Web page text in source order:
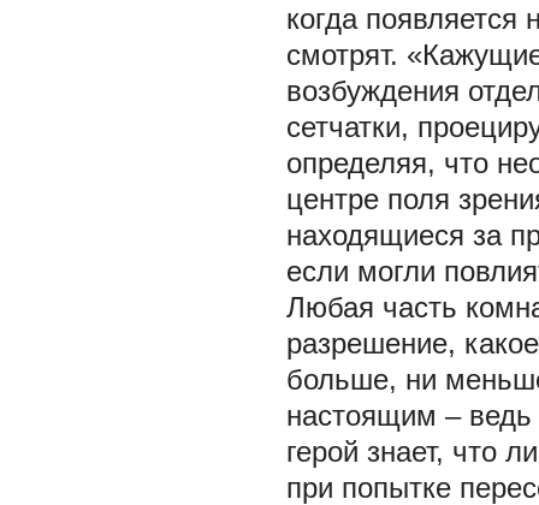
когда появляется
смотрят.
возбуждения
сетчатки,
определяя, что
центре поля
находящиеся за
если могли
Любая часть
разрешение,
больше, ни
настоящим – ведь
герой знает, что
при попытке